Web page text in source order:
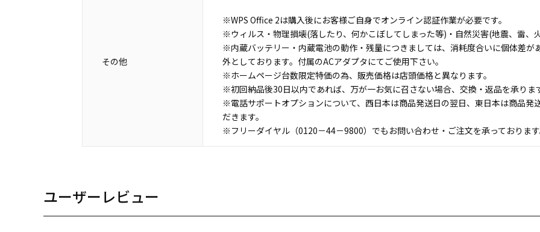
その他
※WPS Office 2は購入後にお客様ご自身でオンライン認証作業が必要です。
※ウィルス・物理損壊(落したり、何かこぼしてしまった等)・自然災害(地震、雷、
※内蔵バッテリー・内蔵電池の動作・残量につきましては、消耗度合いに個体差が
外としております。付属のACアダプタにてご使用下さい。
※ホームページ台数限定特価の為、販売価格は店頭価格と異なります。
※初回納品後30日以内であれば、万が一お気に召さない場合、交換・返品を承りま
※電話サポートオプションについて、西日本は商品発送日の翌日、東日本は商品発
だきます。
※フリーダイヤル（0120－44－9800）でもお問い合わせ・ご注文を承っております
ユーザーレビュー